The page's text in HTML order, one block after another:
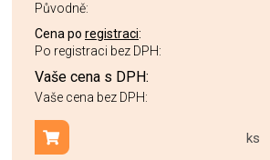
Původně:
Cena po registraci:
Po registraci bez DPH:
Vaše cena s DPH:
Vaše cena bez DPH:
ks
Přidat do košíku